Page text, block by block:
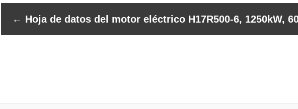
← Hoja de datos del motor eléctrico H17R500-6, 1250kW,